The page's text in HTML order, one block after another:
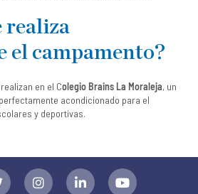
realiza
el campamento?
en el Colegio Brains La Moraleja, un
acondicionado para el
y deportivas.